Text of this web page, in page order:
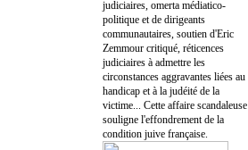
judiciaires, omerta médiatico-
politique et de dirigeants
communautaires, soutien d'Eric
Zemmour critiqué, réticences
judiciaires à admettre les
circonstances aggravantes liées au
handicap et à la judéité de la
victime... Cette affaire scandaleuse
souligne l'effondrement de la
condition juive française.